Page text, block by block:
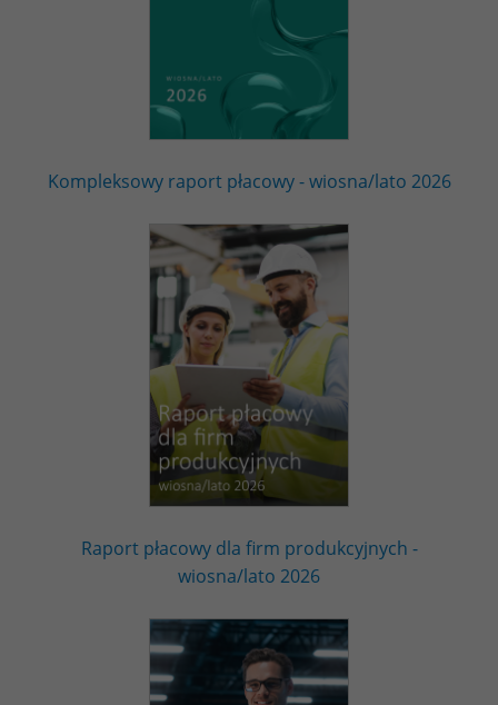
Kompleksowy raport płacowy - wiosna/lato 2026
Raport płacowy dla firm produkcyjnych -
wiosna/lato 2026